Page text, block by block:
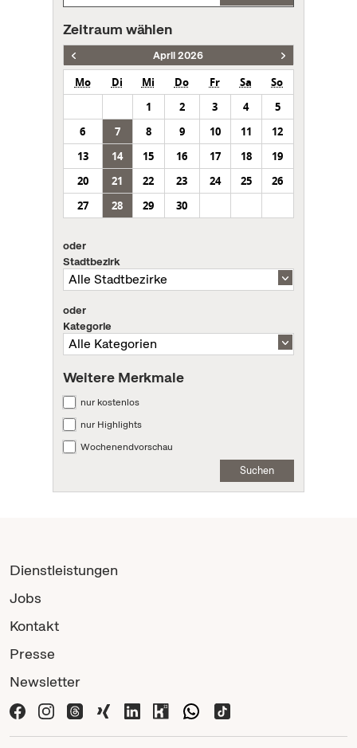
Zeitraum wählen
April 2026
Mo Di Mi Do Fr Sa
So
1
2 3 4
5
6
7 8 9 10 11
12
13
14 15 16 17 18
19
20
21 22 23 24 25
26
27
28 29 30
oder
Stadtbezirk
oder
Kategorie
Weitere Merkmale
nur kostenlos
nur Highlights
Wochenendvorschau
Suchen
Dienstleistungen
Jobs
Kontakt
Presse
Newsletter